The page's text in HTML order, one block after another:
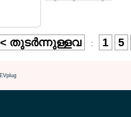
തുടര്‍ന്നുള്ളവ : 1 5